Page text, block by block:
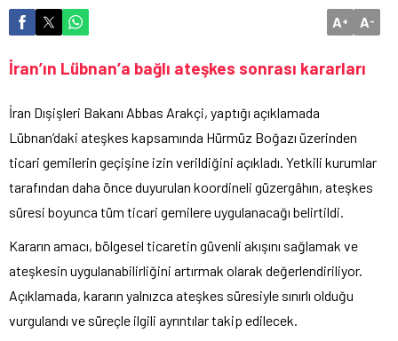
A+ A-
İran’ın Lübnan’a bağlı ateşkes sonrası kararları
İran Dışişleri Bakanı Abbas Arakçi, yaptığı açıklamada
Lübnan’daki ateşkes kapsamında Hürmüz Boğazı üzerinden
ticari gemilerin geçişine izin verildiğini açıkladı. Yetkili kurumlar
tarafından daha önce duyurulan koordineli güzergâhın, ateşkes
süresi boyunca tüm ticari gemilere uygulanacağı belirtildi.
Kararın amacı, bölgesel ticaretin güvenli akışını sağlamak ve
ateşkesin uygulanabilirliğini artırmak olarak değerlendiriliyor.
Açıklamada, kararın yalnızca ateşkes süresiyle sınırlı olduğu
vurgulandı ve süreçle ilgili ayrıntılar takip edilecek.